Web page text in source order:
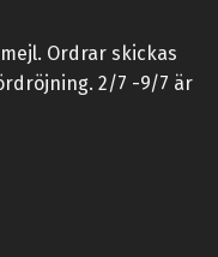
Ordrar skickas
2/7 -9/7 är